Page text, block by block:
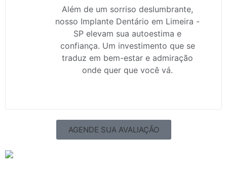
Além de um sorriso deslumbrante,
nosso Implante Dentário em Limeira -
SP elevam sua autoestima e
confiança. Um investimento que se
traduz em bem-estar e admiração
onde quer que você vá.
AGENDE SUA AVALIAÇÃO